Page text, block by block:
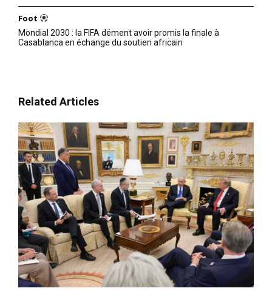
Foot
Mondial 2030 : la FIFA dément avoir promis la finale à
Casablanca en échange du soutien africain
Related Articles